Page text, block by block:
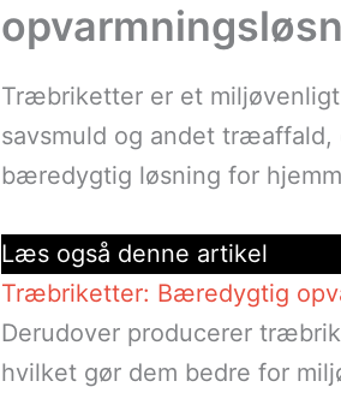
Træbriketter er et
savsmuld og andet
bæredygtig løsning for
Læs også denne artikel
Træbriketter: Bæredygtig
Derudover producerer
hvilket gør dem bedre for